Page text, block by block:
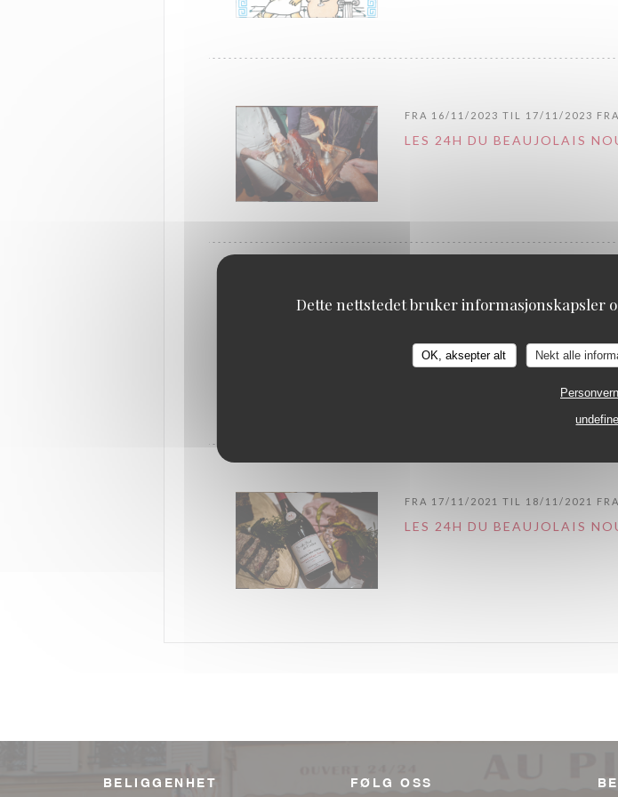
Dette nettstedet bruker informasjonskapsler
OK, aksepter alt Nekt alle
FRA 16/11/2023 TIL 17/11/2023
LES 24H DU BEAUJOLAIS
FRA 16/11/2022 TIL 17/11/2022
FRA 17/11/2021 TIL 18/11/2021
LES 24H DU BEAUJOLAIS
BELIGGENHET FØLG OSS